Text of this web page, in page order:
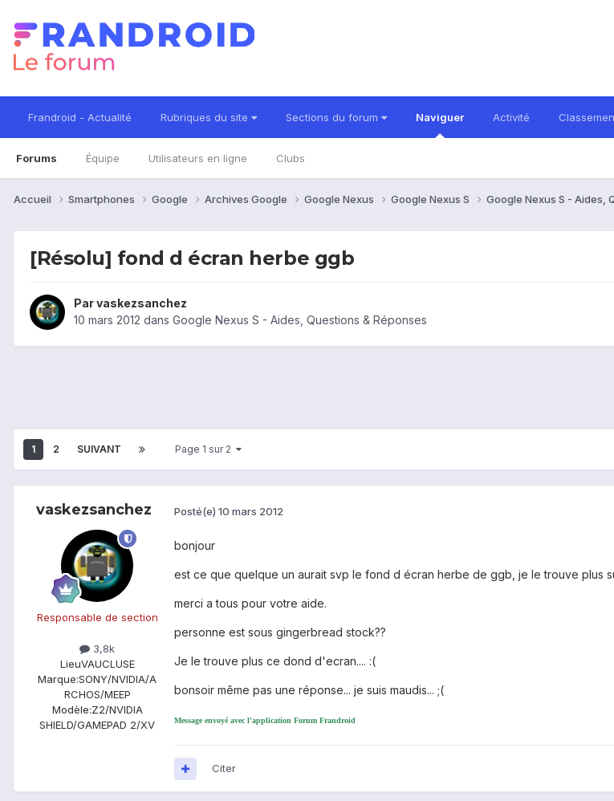
Frandroid - Actualité Rubriques du site Sections du forum Naviguer
Forums Équipe Utilisateurs en ligne Clubs
Activité
Accueil Smartphones Google Archives Google Google Nexus Google Nexus S Google Nexus S - Aides,
[Résolu] fond d écran herbe ggb
Parvaskezsanchez
10 mars 2012 dans Google Nexus S - Aides, Questions & Réponses
1 2 SUIVANT Page 1 sur 2
vaskezsanchez
Responsable de section
3,8k
LieuVAUCLUSE
Marque:SONY/NVIDIA/A
RCHOS/MEEP
Modèle:Z2/NVIDIA
SHIELD/GAMEPAD 2/XV
Posté(e) 10 mars 2012
bonjour
est ce que quelque un aurait svp le fond d écran herbe de ggb, je le trouve plus
merci a tous pour votre aide.
personne est sous gingerbread stock??
Je le trouve plus ce dond d'ecran.... :(
bonsoir même pas une réponse... je suis maudis... ;(
Message envoyé avec l'application Forum Frandroid
Citer